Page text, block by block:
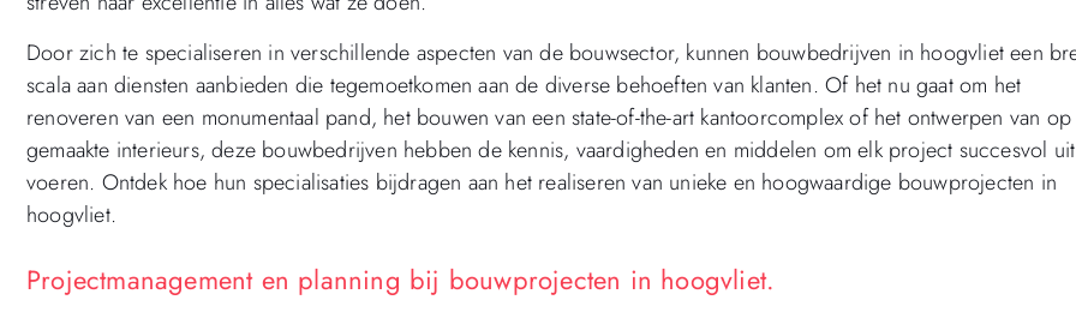
Door zich te specialiseren in verschillende aspecten van de bouwsector, kunnen bouwbedrijven in hoogvliet een
scala aan diensten aanbieden die tegemoetkomen aan de diverse behoeften van klanten. Of het nu gaat om het
renoveren van een monumentaal pand, het bouwen van een state-of-the-art kantoorcomplex of het ontwerpen van op
gemaakte interieurs, deze bouwbedrijven hebben de kennis, vaardigheden en middelen om elk project succesvol
voeren. Ontdek hoe hun specialisaties bijdragen aan het realiseren van unieke en hoogwaardige bouwprojecten in
hoogvliet.
Projectmanagement en planning bij bouwprojecten in hoogvliet.